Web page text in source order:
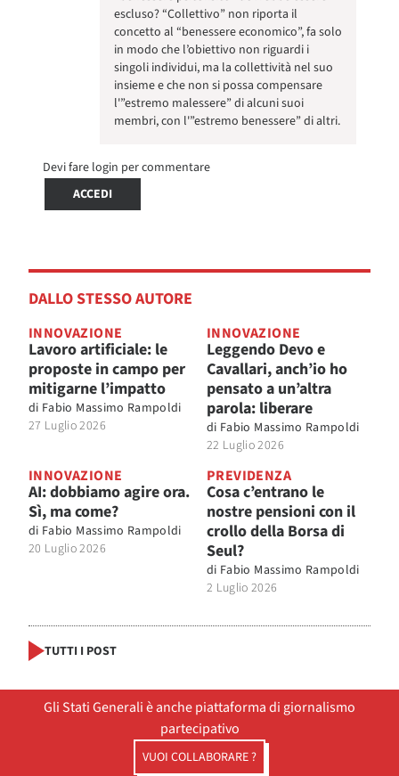
escluso? “Collettivo” non riporta il
concetto al “benessere economico”, fa solo
in modo che l’obiettivo non riguardi i
singoli individui, ma la collettività nel suo
insieme e che non si possa compensare
l'”estremo malessere” di alcuni suoi
membri, con l'”estremo benessere” di altri.
Devi fare login per commentare
ACCEDI
DALLO STESSO AUTORE
INNOVAZIONE
Lavoro artificiale: le
proposte in campo per
mitigarne l’impatto
di Fabio Massimo Rampoldi
27 Luglio 2026
INNOVAZIONE
Leggendo Devo e
Cavallari, anch’io ho
pensato a un’altra
parola: liberare
di Fabio Massimo Rampoldi
22 Luglio 2026
INNOVAZIONE
AI: dobbiamo agire ora.
Sì, ma come?
di Fabio Massimo Rampoldi
20 Luglio 2026
PREVIDENZA
Cosa c’entrano le
nostre pensioni con il
crollo della Borsa di
Seul?
di Fabio Massimo Rampoldi
2 Luglio 2026
TUTTI I POST
Gli Stati Generali è anche piattaforma di giornalismo
partecipativo
VUOI COLLABORARE ?